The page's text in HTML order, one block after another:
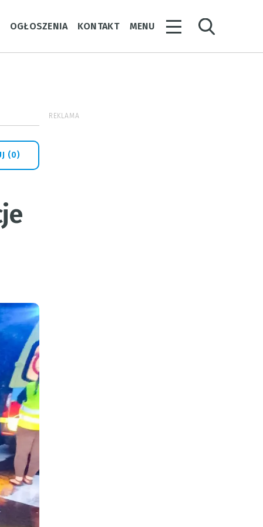
OGŁOSZENIA KONTAKT MENU
(0)
REKLAMA